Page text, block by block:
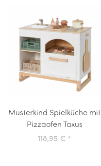
Musterkind Spielküche mit
Pizzaofen Taxus
118,95 € *